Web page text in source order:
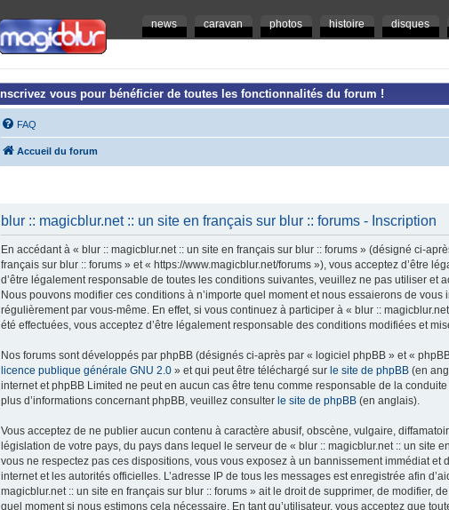
news caravan photos histoire disques
Inscrivez vous pour bénéficier de toutes les fonctionnalités du forum !
FAQ
Accueil du forum
blur :: magicblur.net :: un site en français sur blur :: forums - Inscription
En accédant à « blur :: magicblur.net :: un site en français sur blur :: forums » (désigné ci-
français sur blur :: forums » et « https://www.magicblur.net/forums »), vous acceptez d’être
d’être légalement responsable de toutes les conditions suivantes, veuillez ne pas utiliser et
Nous pouvons modifier ces conditions à n’importe quel moment et nous essaierons de
régulièrement par vous-même. En effet, si vous continuez à participer à « blur ::
été effectuées, vous acceptez d’être légalement responsable des conditions modifiées et
Nos forums sont développés par phpBB (désignés ci-après par « logiciel phpBB » et «
licence publique générale GNU 2.0 » et qui peut être téléchargé sur le site de phpBB (en
internet et phpBB Limited ne peut en aucun cas être tenu comme responsable de la
plus d’informations concernant phpBB, veuillez consulter le site de phpBB (en anglais).
Vous acceptez de ne publier aucun contenu à caractère abusif, obscène, vulgaire,
législation de votre pays, du pays dans lequel le serveur de « blur :: magicblur.net :: un site
vous ne respectez pas ces dispositions, vous vous exposez à un bannissement immédiat et
internet et les autorités officielles. L’adresse IP de tous les messages est enregistrée afin
magicblur.net :: un site en français sur blur :: forums » ait le droit de supprimer, de modifier,
quel moment si nous estimons cela nécessaire. En tant qu’utilisateur, vous acceptez que